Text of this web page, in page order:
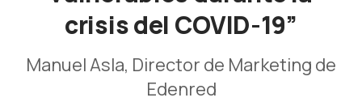
crisis del COVID-19”
Manuel Asla, Director de Marketing de
Edenred